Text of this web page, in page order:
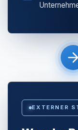
EXTERNER